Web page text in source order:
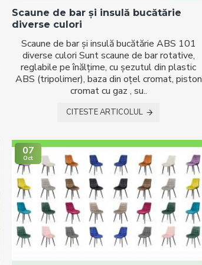
Scaune de bar și insulă bucătărie
diverse culori
Scaune de bar și insulă bucătărie ABS 101
diverse culori Sunt scaune de bar rotative,
reglabile pe înălțime, cu șezutul din plastic
ABS (tripolimer), baza din oțel cromat, piston
cromat cu gaz , su..
CITESTE ARTICOLUL
07
Oct